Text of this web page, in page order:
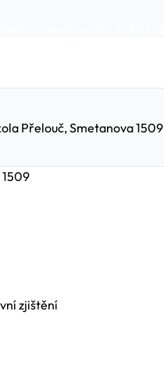
Přelouč, Smetanova 1509
zjištění